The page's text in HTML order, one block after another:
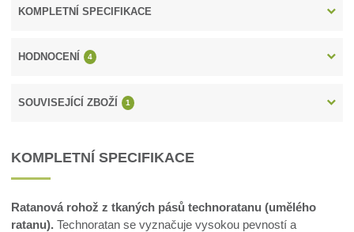
KOMPLETNÍ SPECIFIKACE
HODNOCENÍ 4
SOUVISEJÍCÍ ZBOŽÍ 1
KOMPLETNÍ SPECIFIKACE
Ratanová rohož z tkaných pásů technoratanu (umělého
ratanu). Technoratan se vyznačuje vysokou pevností a